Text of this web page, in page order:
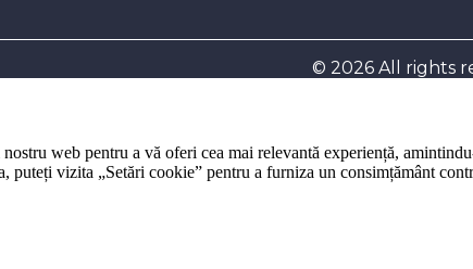
© 2026 All rights
web pentru a vă oferi cea mai relevantă experiență,
puteți vizita „Setări cookie” pentru a furniza un consimțământ